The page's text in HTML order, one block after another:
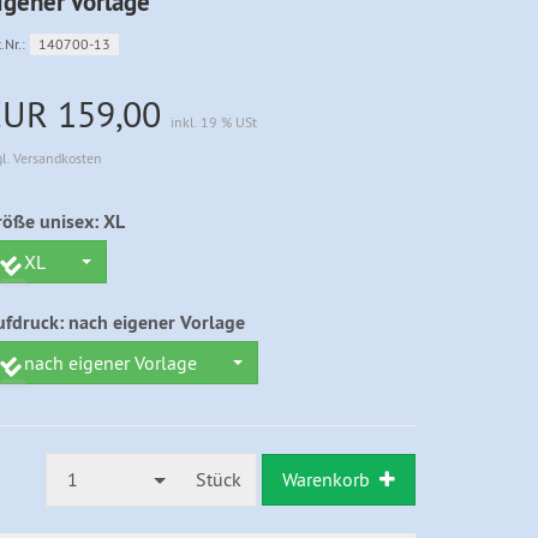
140700-13
159,00
inkl. 19 % USt
Versandkosten
unisex:XL
XL
nach eigener Vorlage
nach eigener Vorlage
1 Stück Warenkorb